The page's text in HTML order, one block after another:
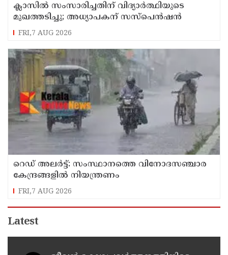
ക്ലാസിൽ സംസാരിച്ചതിന് വിദ്യാര്‍ത്ഥിയുടെ
മുഖത്തടിച്ചു; അധ്യാപകന് സസ്പെൻഷൻ
FRI,7 AUG 2026
റെഡ് അലർട്ട്: സംസ്ഥാനത്തെ വിനോദസഞ്ചാര
കേന്ദ്രങ്ങളിൽ നിയന്ത്രണം
FRI,7 AUG 2026
Latest